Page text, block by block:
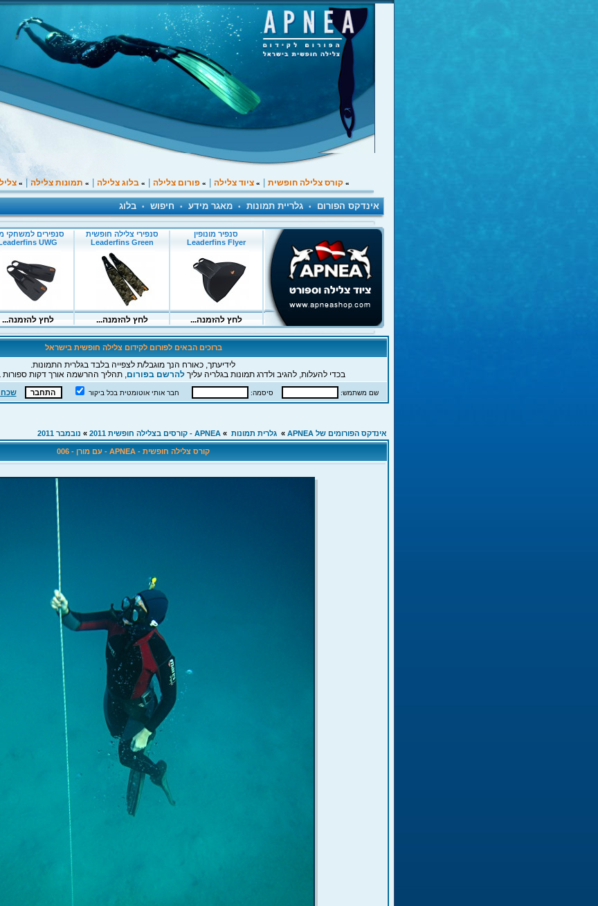
» קורס צלילה חופשית |
» ציוד צלילה |
» פורום צלילה |
» בלוג צלילה |
» תמונות צלילה |
»
אינדקס הפורום • גלריית תמונות • מאגר מידע • חיפוש • בלוג
ברוכים הבאים לפורום לקידום צלילה חופשית בישראל
לידיעתך, כאורח הנך מוגבל/ת לצפייה בלבד בגלרית התמונות.
בכדי להעלות, להגיב ולדרג תמונות בגלריה עליךלהרשם בפורום, תהליך ההרשמה אורך דקות ספורות
שם משתמש: סיסמה: חבר אותי אוטומטית בכל ביקור
אינדקס הפורומים של APNEA » גלרית תמונות » APNEA - קורסים בצלילה חופשית 2011 » נובמבר 2011
קורס צלילה חופשית - APNEA - עם מורן - 006